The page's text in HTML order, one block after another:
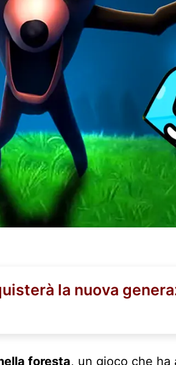
la nuova
foresta, un gioco che